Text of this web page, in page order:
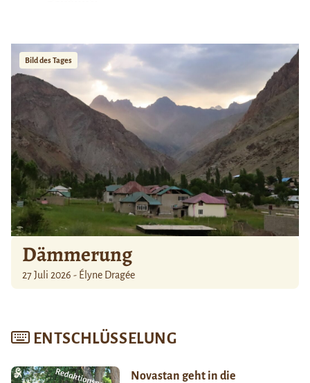
Bild des Tages
Dämmerung
27 Juli 2026 - Élyne Dragée
ENTSCHLÜSSELUNG
Novastan geht in die